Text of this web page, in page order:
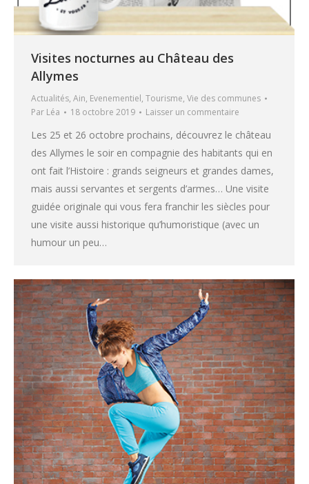
Visites nocturnes au Château des
Allymes
Actualités, Ain, Evenementiel, Tourisme, Vie des communes
Par Léa 18 octobre 2019 Laisser un commentaire
Les 25 et 26 octobre prochains, découvrez le château
des Allymes le soir en compagnie des habitants qui en
ont fait l’Histoire : grands seigneurs et grandes dames,
mais aussi servantes et sergents d’armes… Une visite
guidée originale qui vous fera franchir les siècles pour
une visite aussi historique qu’humoristique (avec un
humour un peu…